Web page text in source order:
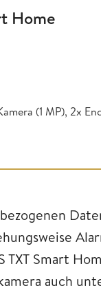
Home
(1 MP), 2x
Smart
auch